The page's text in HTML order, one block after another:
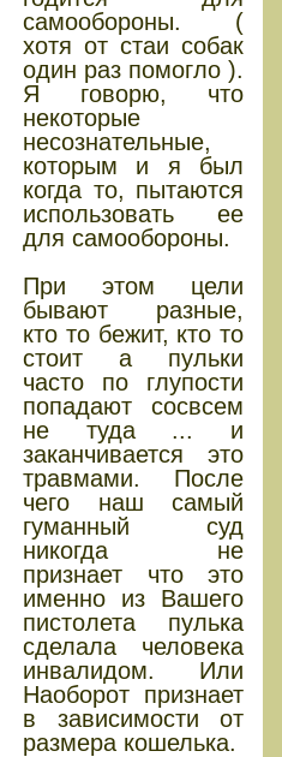
самообороны. (
хотя от стаи собак
один раз помогло ).
Я говорю, что
некоторые
несознательные,
которым и я был
когда то, пытаются
использовать ее
для самообороны.
При этом цели
бывают разные,
кто то бежит, кто то
стоит а пульки
часто по глупости
попадают сосвсем
не туда ... и
заканчивается это
травмами. После
чего наш самый
гуманный суд
никогда не
признает что это
именно из Вашего
пистолета пулька
сделала человека
инвалидом. Или
Наоборот признает
в зависимости от
размера кошелька.